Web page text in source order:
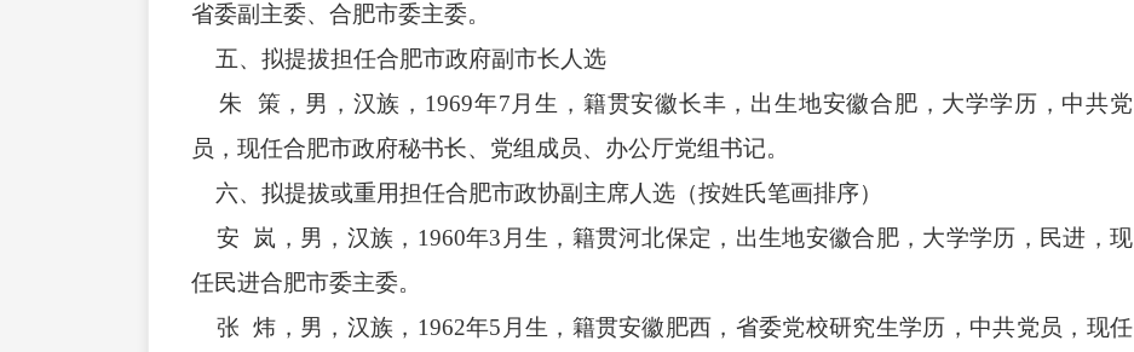
省委副主委、合肥市委主委。
五、拟提拔担任合肥市政府副市长人选
朱 策，男，汉族，1969年7月生，籍贯安徽长丰，出生地安徽合肥，大学学历，中共党
员，现任合肥市政府秘书长、党组成员、办公厅党组书记。
六、拟提拔或重用担任合肥市政协副主席人选（按姓氏笔画排序）
安 岚，男，汉族，1960年3月生，籍贯河北保定，出生地安徽合肥，大学学历，民进，现
任民进合肥市委主委。
张 炜，男，汉族，1962年5月生，籍贯安徽肥西，省委党校研究生学历，中共党员，现任